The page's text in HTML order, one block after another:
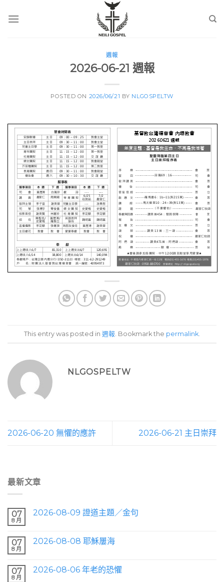
週報
2026-06-21 週報
POSTED ON 2026/06/21 BY NLGOSPELTW
This entry was posted in 週報 . Bookmark the permalink
NLGOSPELTW
2026-06-20 無懼的應許 2026-06-21 主日崇拜
最新文章
07
8 月
2026-08-09 證道主題／金句
07
8 月
2026-08-08 耶穌屢海
07
8 月
2026-08-06 年老的恐懼